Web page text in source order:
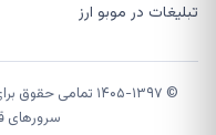
تبلیغات در موبو ارز
© ۱۴۰۵-۱۳۹۷
سرورهای